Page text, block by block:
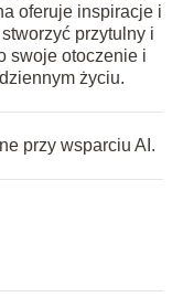
oferuje inspiracje i
przytulny i
swoje otoczenie i
życiu.
przy wsparciu AI.